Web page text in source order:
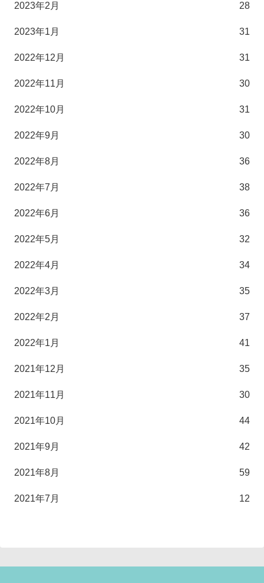
2023年2月 28
2023年1月 31
2022年12月 31
2022年11月 30
2022年10月 31
2022年9月 30
2022年8月 36
2022年7月 38
2022年6月 36
2022年5月 32
2022年4月 34
2022年3月 35
2022年2月 37
2022年1月 41
2021年12月 35
2021年11月 30
2021年10月 44
2021年9月 42
2021年8月 59
2021年7月 12